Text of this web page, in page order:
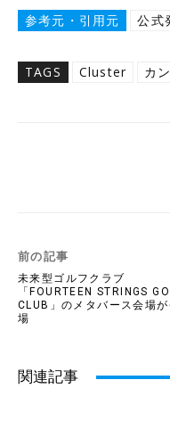
参考元・引用元 公式
TAGS Cluster カ
前の記事
未来型ゴルフクラブ
「FOURTEEN STRINGS
CLUB」のメタバース会場が
場
関連記事